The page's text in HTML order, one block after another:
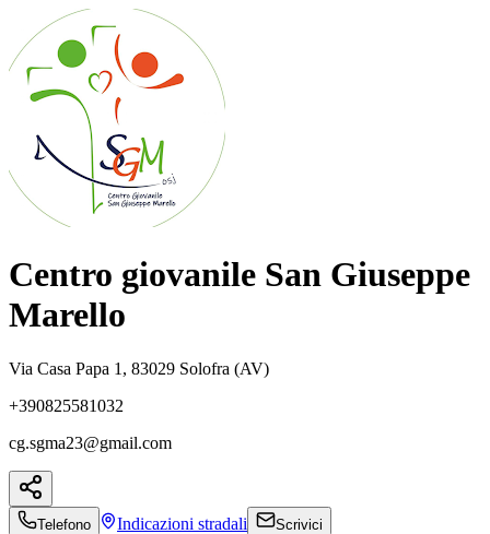
Centro giovanile San Giuseppe
Marello
Via Casa Papa 1, 83029 Solofra (AV)
+390825581032
cg.sgma23@gmail.com
Telefono Indicazioni stradali Scrivici